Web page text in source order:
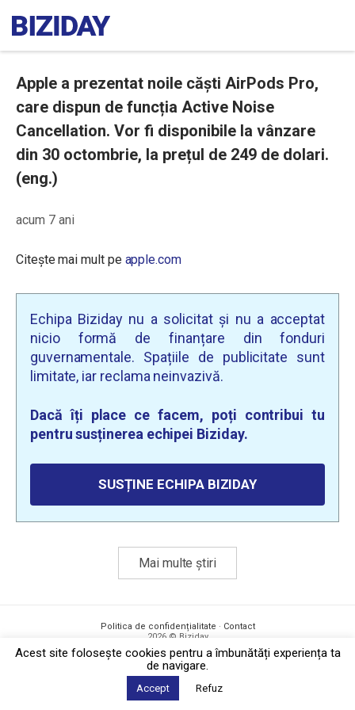
Apple a prezentat noile căști AirPods Pro,
care dispun de funcția Active Noise
Cancellation. Vor fi disponibile la vânzare
din 30 octombrie, la prețul de 249 de dolari.
(eng.)
acum 7 ani
Citește mai mult pe apple.com
Echipa Biziday nu a solicitat și nu a acceptat
nicio formă de finanțare din fonduri
guvernamentale. Spațiile de publicitate sunt
limitate, iar reclama neinvazivă.
Dacă îți place ce facem, poți contribui tu
pentru susținerea echipei Biziday.
SUSȚINE ECHIPA BIZIDAY
Mai multe știri
Politica de confidențialitate · Contact
2026 © Biziday
Acest site foloseşte cookies pentru a îmbunătăți experiența ta
de navigare.
Accept Refuz